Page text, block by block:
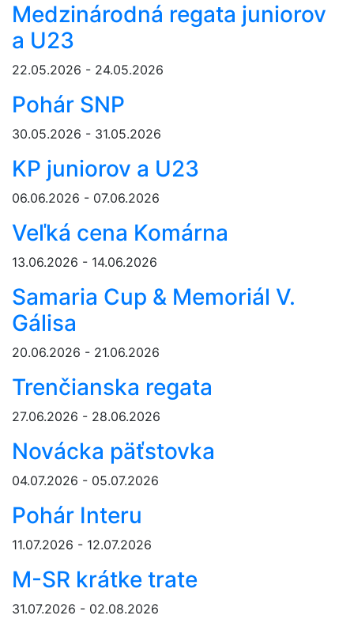
Medzinárodná regata juniorov
a U23
22.05.2026 - 24.05.2026
Pohár SNP
30.05.2026 - 31.05.2026
KP juniorov a U23
06.06.2026 - 07.06.2026
Veľká cena Komárna
13.06.2026 - 14.06.2026
Samaria Cup & Memoriál V.
Gálisa
20.06.2026 - 21.06.2026
Trenčianska regata
27.06.2026 - 28.06.2026
Novácka päťstovka
04.07.2026 - 05.07.2026
Pohár Interu
11.07.2026 - 12.07.2026
M-SR krátke trate
31.07.2026 - 02.08.2026